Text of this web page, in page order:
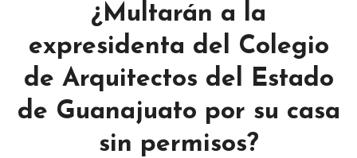
¿Multarán a la
expresidenta del Colegio
de Arquitectos del Estado
de Guanajuato por su casa
sin permisos?